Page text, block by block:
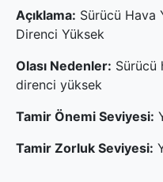
Açıklama: Sürücü Hava
Direnci Yüksek
Olası Nedenler: Sürücü
direnci yüksek
Tamir Önemi Seviyesi:
Tamir Zorluk Seviyesi: